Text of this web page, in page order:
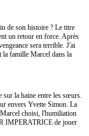
de son histoire ? Le titre
un retour en force. Après
sera terrible. J'ai
la famille Marcel dans la
sur la haine entre les sœurs.
envers Yvette Simon. La
choisi, l'humiliation
IMPERATRICE de jouer